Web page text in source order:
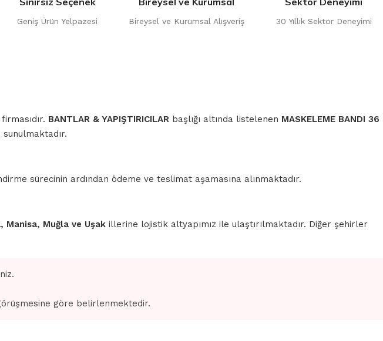
Geniş Ürün Yelpazesi Bireysel ve Kurumsal Alışveriş 30 Yıllık Sektör Deneyimi
BANTLAR & YAPIŞTIRICILAR başlığı altında listelenen MASKELEME BANDI 36
sürecinin ardından ödeme ve teslimat aşamasına alınmaktadır.
Manisa, Muğla ve Uşak illerine lojistik altyapımız ile ulaştırılmaktadır. Diğer şehirler
göre belirlenmektedir.